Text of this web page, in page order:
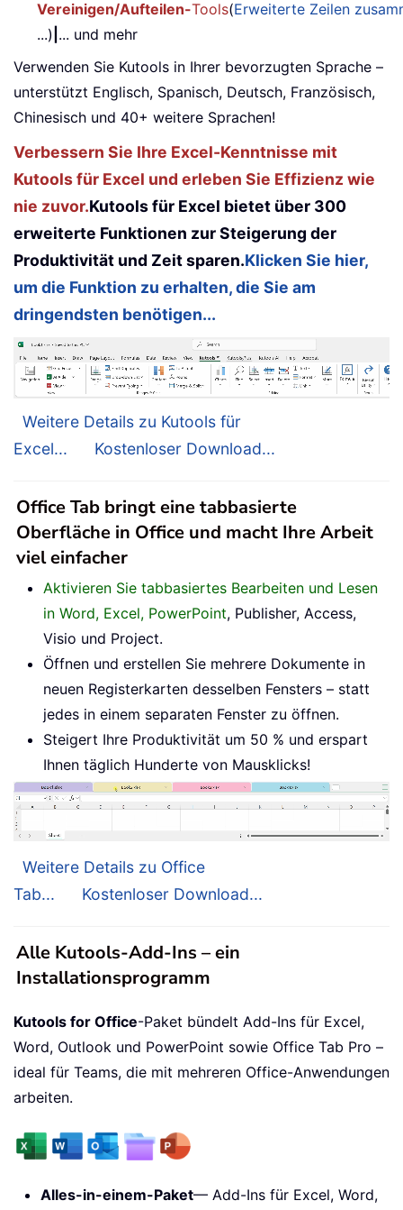
Vereinigen/Aufteilen-Tools(Erweiterte Zeilen
...) ... und mehr
Verwenden Sie Kutools in Ihrer bevorzugten Sprache –
unterstützt Englisch, Spanisch, Deutsch, Französisch,
Chinesisch und 40+ weitere Sprachen!
Verbessern Sie Ihre Excel-Kenntnisse mit
Kutools für Excel und erleben Sie Effizienz wie
nie zuvor.Kutools für Excel bietet über 300
erweiterte Funktionen zur Steigerung der
Produktivität und Zeit sparen.Klicken Sie hier,
um die Funktion zu erhalten, die Sie am
dringendsten benötigen...
Weitere Details zu Kutools für
Excel...
Kostenloser Download...
Office Tab bringt eine tabbasierte
Oberfläche in Office und macht Ihre Arbeit
viel einfacher
Aktivieren Sie tabbasiertes Bearbeiten und Lesen
in Word, Excel, PowerPoint, Publisher, Access,
Visio und Project.
Öffnen und erstellen Sie mehrere Dokumente in
neuen Registerkarten desselben Fensters – statt
jedes in einem separaten Fenster zu öffnen.
Steigert Ihre Produktivität um 50 % und erspart
Ihnen täglich Hunderte von Mausklicks!
Weitere Details zu Office
Tab...
Kostenloser Download...
Alle Kutools-Add-Ins – ein
Installationsprogramm
Kutools for Office-Paket bündelt Add-Ins für Excel,
Word, Outlook und PowerPoint sowie Office Tab Pro –
ideal für Teams, die mit mehreren Office-Anwendungen
arbeiten.
Alles-in-einem-Paket— Add-Ins für Excel, Word,